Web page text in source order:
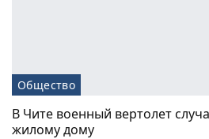
Общество
В Чите военный вертолет
жилому дому